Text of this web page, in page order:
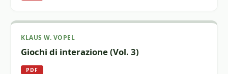
KLAUS W. VOPEL
Giochi di interazione (Vol. 3)
PDF